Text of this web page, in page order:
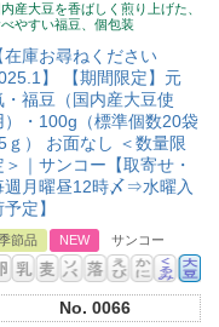
内産大豆を香ばしく煎り上げた、
やすい福豆、個包装
在庫お尋ねください
】 【期間限定】元
・福豆（国内産大豆使
）・100g（標準個数20袋
ｇ） お面なし ＜数量限
＞｜サンコー【取寄せ・
週月曜昼12時〆⇒水曜入
定】
節品 NEW サンコー
No. 0066